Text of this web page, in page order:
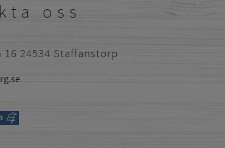
oss
24534 Staffanstorp